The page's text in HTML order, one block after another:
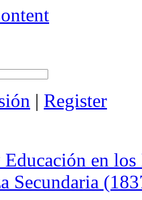
| Register
en
Secundaria